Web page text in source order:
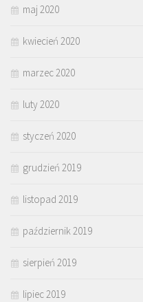
maj 2020
kwiecień 2020
marzec 2020
luty 2020
styczeń 2020
grudzień 2019
listopad 2019
październik 2019
sierpień 2019
lipiec 2019